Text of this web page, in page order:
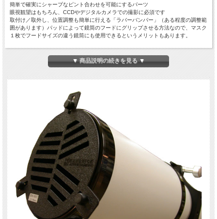
簡単で確実にシャープなピント合わせを可能にするパーツ
眼視観望はもちろん、CCDやデジタルカメラでの撮影に必須です
取付け／取外し、位置調整も簡単に行える「ラバーバンパー」（ある程度の調整範
囲があります）パッドによって鏡筒のフードにグリップさせる方法なので、マスク
１枚でフードサイズの違う鏡筒にも使用できるというメリットもあります。
35cmシュミカセ／同クラス鏡筒用
サイズはこちらでご確認下さい。
※この品物はお取り寄せ品です。ご注文後納期のご連絡をいたします。
▼ 商品説明の続きを見る ▼